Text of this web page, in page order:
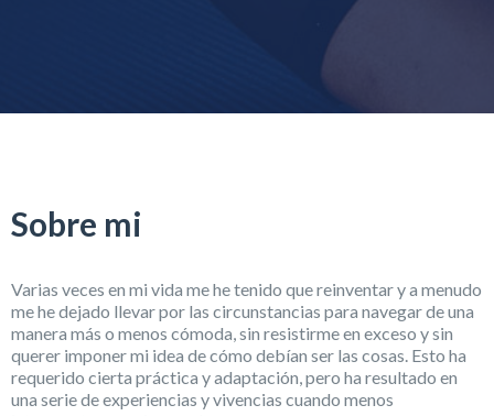
Sobre mi
Varias veces en mi vida me he tenido que reinventar y a menudo
me he dejado llevar por las circunstancias para navegar de una
manera más o menos cómoda, sin resistirme en exceso y sin
querer imponer mi idea de cómo debían ser las cosas. Esto ha
requerido cierta práctica y adaptación, pero ha resultado en
una serie de experiencias y vivencias cuando menos